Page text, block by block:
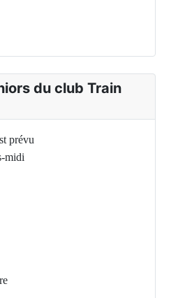
du club Train
prévu
midi